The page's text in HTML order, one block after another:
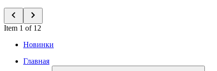
Item 1 of 12
Новинки
Главная